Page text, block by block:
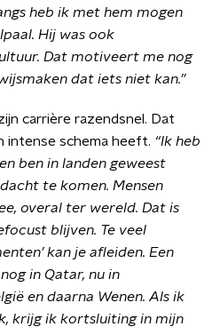
heb ik met hem mogen
Hij was ook
Dat motiveert me nog
dat iets niet kan.”
carrière razendsnel. Dat
intense schema heeft. “Ik heb
ben in landen geweest
te komen. Mensen
overal ter wereld. Dat is
blijven. Te veel
kan je afleiden. Een
in Qatar, nu in
en daarna Wenen. Als ik
krijg ik kortsluiting in mijn